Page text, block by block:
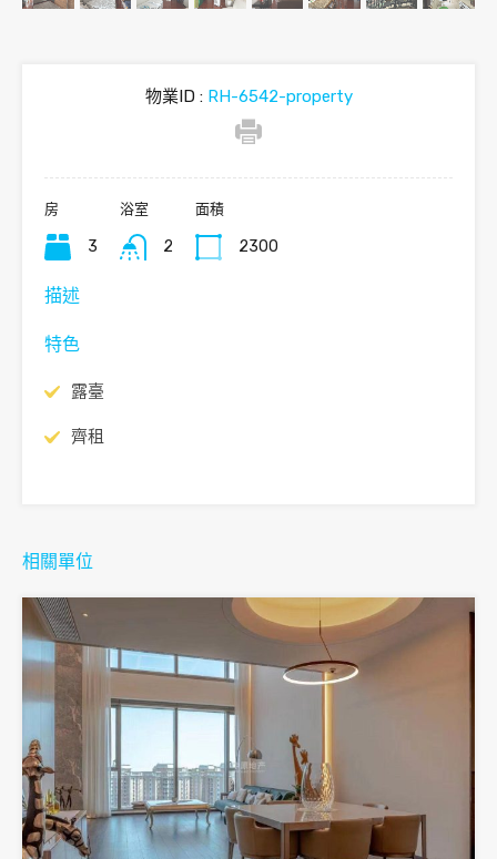
物業ID :RH-6542-property
房
3
浴室
2
面積
2300
描述
特色
露臺
齊租
相關單位